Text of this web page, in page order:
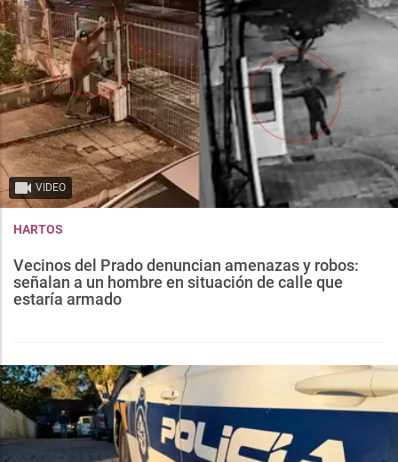
VIDEO
HARTOS
Vecinos del Prado denuncian amenazas y robos:
señalan a un hombre en situación de calle que
estaría armado